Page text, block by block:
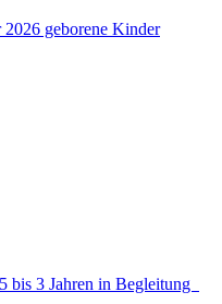
geborene Kinder
bis 3 Jahren in Begleitung